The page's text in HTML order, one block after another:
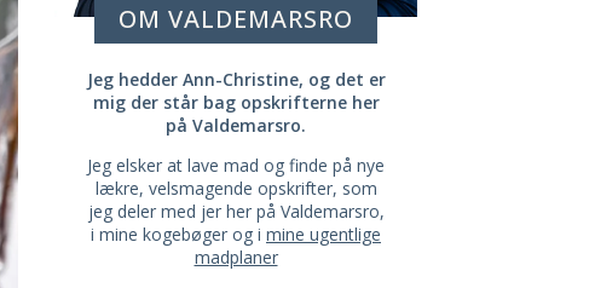
OM VALDEMARSRO
Jeg hedder Ann-Christine, og det er
mig der står bag opskrifterne her
på Valdemarsro.
Jeg elsker at lave mad og finde på nye
lækre, velsmagende opskrifter, som
jeg deler med jer her på Valdemarsro,
i mine kogebøger og i mine ugentlige
madplaner